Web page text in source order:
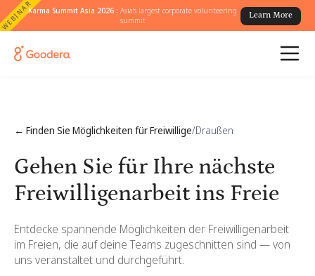
WEBINARKarma Summit Asia 2026 :Asia's largest corporate volunteering
summit
Learn More
← Finden Sie Möglichkeiten für Freiwillige/Draußen
Gehen Sie für Ihre nächste
Freiwilligenarbeit ins Freie
Entdecke spannende Möglichkeiten der Freiwilligenarbeit
im Freien, die auf deine Teams zugeschnitten sind — von
uns veranstaltet und durchgeführt.